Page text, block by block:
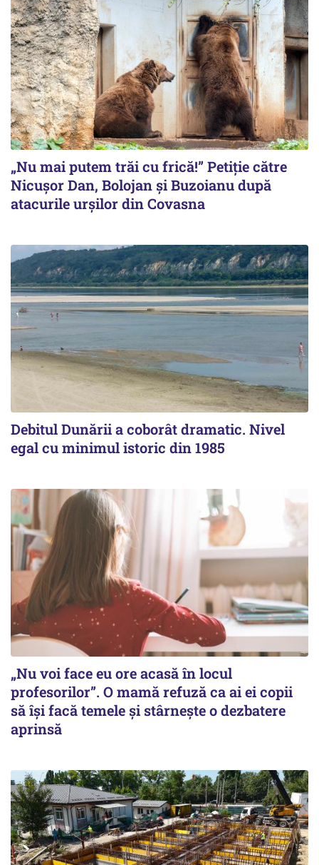
„Nu mai putem trăi cu frică!” Petiție către
Nicușor Dan, Bolojan și Buzoianu după
atacurile urșilor din Covasna
Debitul Dunării a coborât dramatic. Nivel
egal cu minimul istoric din 1985
„Nu voi face eu ore acasă în locul
profesorilor”. O mamă refuză ca ai ei copii
să își facă temele și stârnește o dezbatere
aprinsă